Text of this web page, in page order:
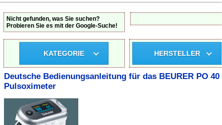
Nicht gefunden, was Sie suchen?
Probieren Sie es mit der Google-Suche!
KATEGORIE HERSTELLER
Deutsche Bedienungsanleitung für das BEURER PO 40
Pulsoximeter